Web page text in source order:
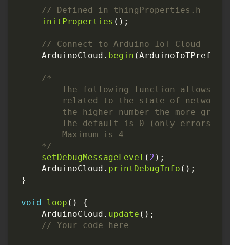
initProperties ();
ArduinoCloud . begin (
    */
setDebugMessageLevel ( 2 );
ArduinoCloud . printDebugInfo ();
}
void loop ()
{
ArduinoCloud . update ();